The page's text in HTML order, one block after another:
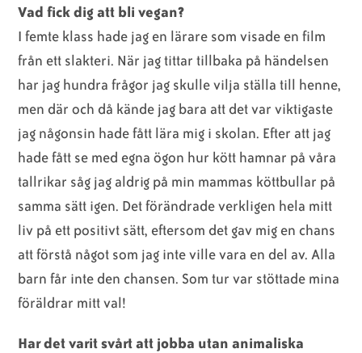
Vad fick dig att bli vegan?
I femte klass hade jag en lärare som visade en film
från ett slakteri. När jag tittar tillbaka på händelsen
har jag hundra frågor jag skulle vilja ställa till henne,
men där och då kände jag bara att det var viktigaste
jag någonsin hade fått lära mig i skolan. Efter att jag
hade fått se med egna ögon hur kött hamnar på våra
tallrikar såg jag aldrig på min mammas köttbullar på
samma sätt igen. Det förändrade verkligen hela mitt
liv på ett positivt sätt, eftersom det gav mig en chans
att förstå något som jag inte ville vara en del av. Alla
barn får inte den chansen. Som tur var stöttade mina
föräldrar mitt val!
Har det varit svårt att jobba utan animaliska